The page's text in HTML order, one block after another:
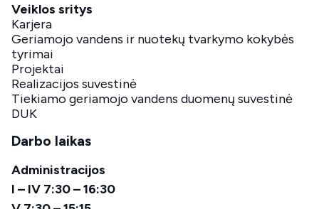
Veiklos sritys
Karjera
Geriamojo vandens ir nuotekų tvarkymo kokybės
tyrimai
Projektai
Realizacijos suvestinė
Tiekiamo geriamojo vandens duomenų suvestinė
DUK
Darbo laikas
Administracijos
I – IV 7:30 – 16:30